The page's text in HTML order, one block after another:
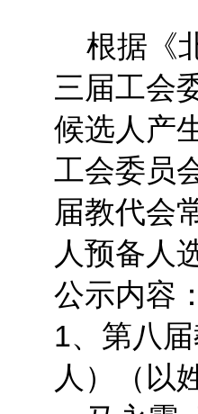
根据《
三届工会
候选人产
工会委员
届教代会
人预备人
公示内容：
1、第八
人）（以